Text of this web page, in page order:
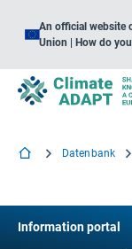
An official website
Union | How do
Datenbank
Information portal